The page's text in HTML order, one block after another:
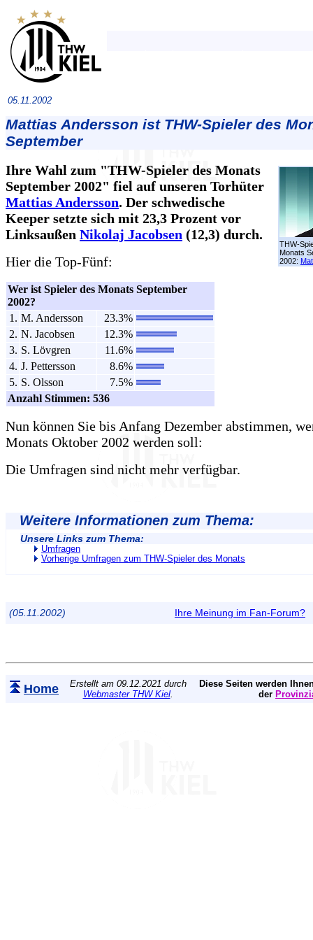
05.11.2002
Mattias Andersson ist THW-Spieler des
September
THW-
Monats
2002:
Ihre Wahl zum "THW-Spieler des Monats
September 2002" fiel auf unseren Torhüter
Mattias Andersson. Der schwedische
Keeper setzte sich mit 23,3 Prozent vor
Linksaußen Nikolaj Jacobsen (12,3) durch.
Hier die Top-Fünf:
Wer ist Spieler des Monats September
2002?
1. M. Andersson
23.3%
2. N. Jacobsen
12.3%
3. S. Lövgren
11.6%
4. J. Pettersson
8.6%
5. S. Olsson
7.5%
Anzahl Stimmen: 536
Nun können Sie bis Anfang Dezember abstimmen,
Monats Oktober 2002 werden soll:
Die Umfragen sind nicht mehr verfügbar.
Weitere Informationen zum Thema:
Unsere Links zum Thema:
Umfragen
Vorherige Umfragen zum THW-Spieler des Monats
(05.11.2002) Ihre Meinung im Fan-Forum?
Home
Erstellt am 09.12.2021 durch
Webmaster THW Kiel.
Diese Seiten werden
der